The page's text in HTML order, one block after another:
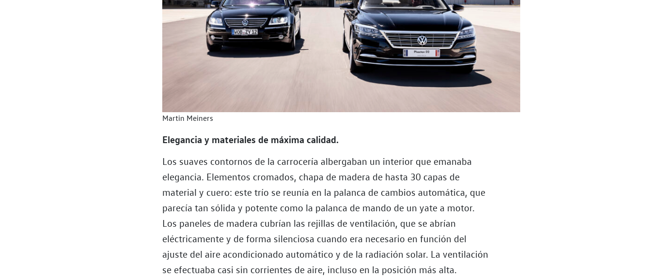
Martin Meiners
Elegancia y materiales de máxima calidad.
Los suaves contornos de la carrocería albergaban un interior que emanaba
elegancia. Elementos cromados, chapa de madera de hasta 30 capas de
material y cuero: este trío se reunía en la palanca de cambios automática, que
parecía tan sólida y potente como la palanca de mando de un yate a motor.
Los paneles de madera cubrían las rejillas de ventilación, que se abrían
eléctricamente y de forma silenciosa cuando era necesario en función del
ajuste del aire acondicionado automático y de la radiación solar. La ventilación
se efectuaba casi sin corrientes de aire, incluso en la posición más alta.